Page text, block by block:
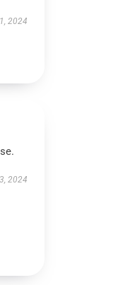
2024
2024